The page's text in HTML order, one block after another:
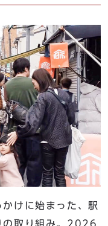
けに始まった、駅
の取り組み。2026